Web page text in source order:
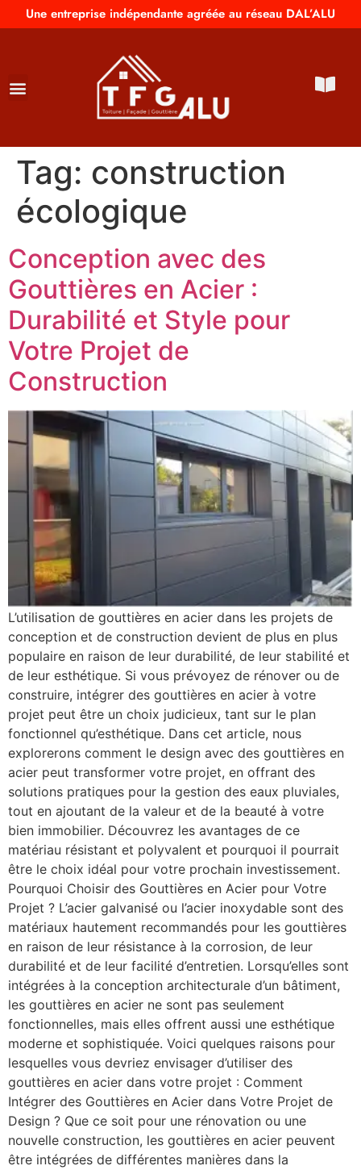
Une entreprise indépendante agréée au réseau DAL’ALU
Tag: construction
écologique
Conception avec des
Gouttières en Acier :
Durabilité et Style pour
Votre Projet de
Construction
L’utilisation de gouttières en acier dans les projets de
conception et de construction devient de plus en plus
populaire en raison de leur durabilité, de leur stabilité et
de leur esthétique. Si vous prévoyez de rénover ou de
construire, intégrer des gouttières en acier à votre
projet peut être un choix judicieux, tant sur le plan
fonctionnel qu’esthétique. Dans cet article, nous
explorerons comment le design avec des gouttières en
acier peut transformer votre projet, en offrant des
solutions pratiques pour la gestion des eaux pluviales,
tout en ajoutant de la valeur et de la beauté à votre
bien immobilier. Découvrez les avantages de ce
matériau résistant et polyvalent et pourquoi il pourrait
être le choix idéal pour votre prochain investissement.
Pourquoi Choisir des Gouttières en Acier pour Votre
Projet ? L’acier galvanisé ou l’acier inoxydable sont des
matériaux hautement recommandés pour les gouttières
en raison de leur résistance à la corrosion, de leur
durabilité et de leur facilité d’entretien. Lorsqu’elles sont
intégrées à la conception architecturale d’un bâtiment,
les gouttières en acier ne sont pas seulement
fonctionnelles, mais elles offrent aussi une esthétique
moderne et sophistiquée. Voici quelques raisons pour
lesquelles vous devriez envisager d’utiliser des
gouttières en acier dans votre projet : Comment
Intégrer des Gouttières en Acier dans Votre Projet de
Design ? Que ce soit pour une rénovation ou une
nouvelle construction, les gouttières en acier peuvent
être intégrées de différentes manières dans la